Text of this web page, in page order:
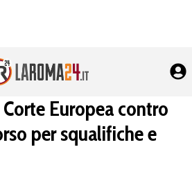
Europea contro
per squalifiche e